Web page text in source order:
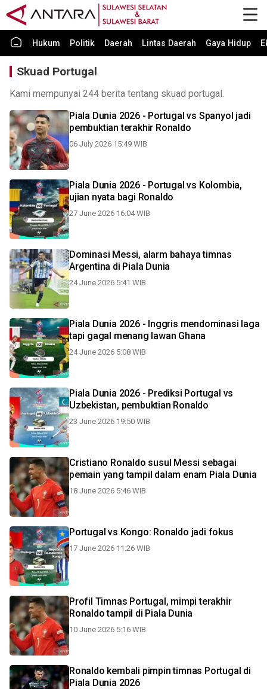
Hukum Politik Daerah Lintas Daerah Gaya Hidup
Skuad Portugal
Kami mempunyai 244 berita tentang skuad portugal.
Piala Dunia 2026 - Portugal vs Spanyol jadi
pembuktian terakhir Ronaldo
06 July 2026 15:49 WIB
Piala Dunia 2026 - Portugal vs Kolombia,
ujian nyata bagi Ronaldo
27 June 2026 16:04 WIB
Dominasi Messi, alarm bahaya timnas
Argentina di Piala Dunia
24 June 2026 5:41 WIB
Piala Dunia 2026 - Inggris mendominasi laga
tapi gagal menang lawan Ghana
24 June 2026 5:08 WIB
Piala Dunia 2026 - Prediksi Portugal vs
Uzbekistan, pembuktian Ronaldo
23 June 2026 19:50 WIB
Cristiano Ronaldo susul Messi sebagai
pemain yang tampil dalam enam Piala Dunia
18 June 2026 5:46 WIB
Portugal vs Kongo: Ronaldo jadi fokus
17 June 2026 11:26 WIB
Profil Timnas Portugal, mimpi terakhir
Ronaldo tampil di Piala Dunia
10 June 2026 5:16 WIB
Ronaldo kembali pimpin timnas Portugal di
Piala Dunia 2026